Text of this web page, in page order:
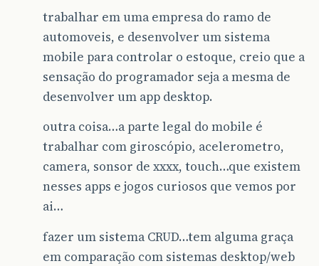
trabalhar em uma empresa do ramo de
automoveis, e desenvolver um sistema
mobile para controlar o estoque, creio que a
sensação do programador seja a mesma de
desenvolver um app desktop.
outra coisa…a parte legal do mobile é
trabalhar com giroscópio, acelerometro,
camera, sonsor de xxxx, touch…que existem
nesses apps e jogos curiosos que vemos por
ai…
fazer um sistema CRUD…tem alguma graça
em comparação com sistemas desktop/web